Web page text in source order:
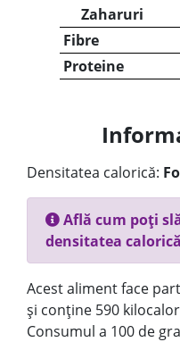
Zaharuri
Fibre
Proteine
Densitatea calorică:
Află cum poți
densitatea
Acest aliment face
și conține 590
Consumul a 100 de